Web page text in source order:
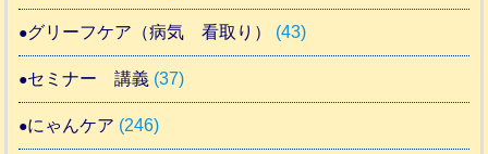
グリーフケア（病気 看取り） (43)
セミナー 講義 (37)
にゃんケア (246)